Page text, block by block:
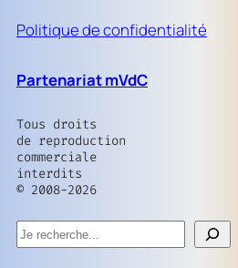
Politique de confidentialité
Partenariat mVdC
Tous droits
de reproduction
commerciale
interdits
© 2008-2026
Rechercher